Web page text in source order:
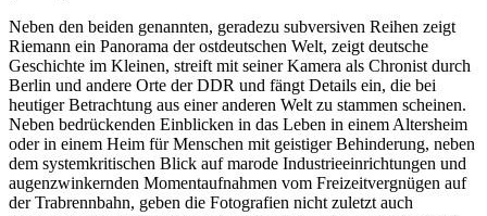
Neben den beiden genannten, geradezu subversiven Reihen zeigt
Riemann ein Panorama der ostdeutschen Welt, zeigt deutsche
Geschichte im Kleinen, streift mit seiner Kamera als Chronist durch
Berlin und andere Orte der DDR und fängt Details ein, die bei
heutiger Betrachtung aus einer anderen Welt zu stammen scheinen.
Neben bedrückenden Einblicken in das Leben in einem Altersheim
oder in einem Heim für Menschen mit geistiger Behinderung, neben
dem systemkritischen Blick auf marode Industrieeinrichtungen und
augenzwinkernden Momentaufnahmen vom Freizeitvergnügen auf
der Trabrennbahn, geben die Fotografien nicht zuletzt auch